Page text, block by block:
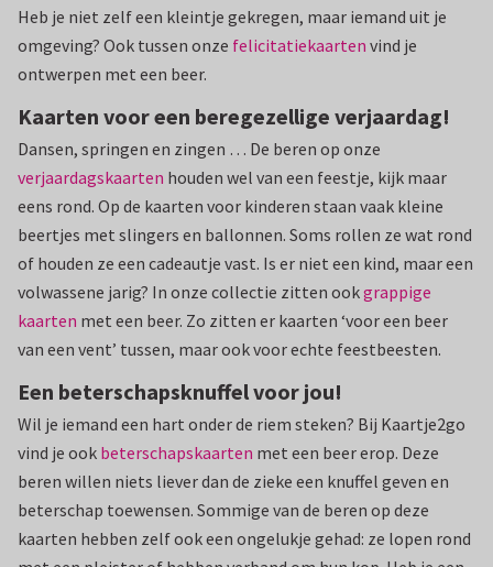
Heb je niet zelf een kleintje gekregen, maar iemand uit je
omgeving? Ook tussen onze felicitatiekaarten vind je
ontwerpen met een beer.
Kaarten voor een beregezellige verjaardag!
Dansen, springen en zingen … De beren op onze
verjaardagskaarten houden wel van een feestje, kijk maar
eens rond. Op de kaarten voor kinderen staan vaak kleine
beertjes met slingers en ballonnen. Soms rollen ze wat rond
of houden ze een cadeautje vast. Is er niet een kind, maar een
volwassene jarig? In onze collectie zitten ookgrappige
kaarten met een beer. Zo zitten er kaarten ‘voor een beer
van een vent’ tussen, maar ook voor echte feestbeesten.
Een beterschapsknuffel voor jou!
Wil je iemand een hart onder de riem steken? Bij Kaartje2go
vind je ook beterschapskaarten met een beer erop. Deze
beren willen niets liever dan de zieke een knuffel geven en
beterschap toewensen. Sommige van de beren op deze
kaarten hebben zelf ook een ongelukje gehad: ze lopen rond